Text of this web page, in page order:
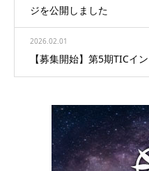
ジを公開しました
2026.02.01
【募集開始】第5期TICイ